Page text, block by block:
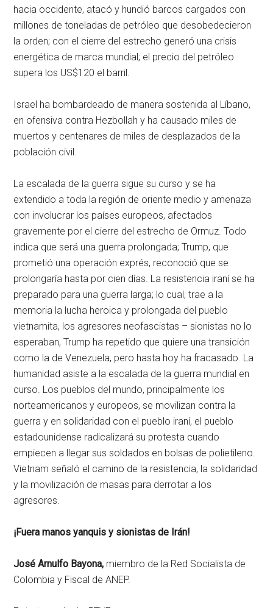
hacia occidente, atacó y hundió barcos cargados con
millones de toneladas de petróleo que desobedecieron
la orden; con el cierre del estrecho generó una crisis
energética de marca mundial; el precio del petróleo
supera los US$120 el barril.
Israel ha bombardeado de manera sostenida al Líbano,
en ofensiva contra Hezbollah y ha causado miles de
muertos y centenares de miles de desplazados de la
población civil.
La escalada de la guerra sigue su curso y se ha
extendido a toda la región de oriente medio y amenaza
con involucrar los países europeos, afectados
gravemente por el cierre del estrecho de Ormuz. Todo
indica que será una guerra prolongada; Trump, que
prometió una operación exprés, reconoció que se
prolongaría hasta por cien días. La resistencia iraní se ha
preparado para una guerra larga; lo cual, trae a la
memoria la lucha heroica y prolongada del pueblo
vietnamita, los agresores neofascistas – sionistas no lo
esperaban, Trump ha repetido que quiere una transición
como la de Venezuela, pero hasta hoy ha fracasado. La
humanidad asiste a la escalada de la guerra mundial en
curso. Los pueblos del mundo, principalmente los
norteamericanos y europeos, se movilizan contra la
guerra y en solidaridad con el pueblo iraní, el pueblo
estadounidense radicalizará su protesta cuando
empiecen a llegar sus soldados en bolsas de polietileno.
Vietnam señaló el camino de la resistencia, la solidaridad
y la movilización de masas para derrotar a los
agresores.
¡Fuera manos yanquis y sionistas de Irán!
José Arnulfo Bayona, miembro de la Red Socialista de
Colombia y Fiscal de ANEP.